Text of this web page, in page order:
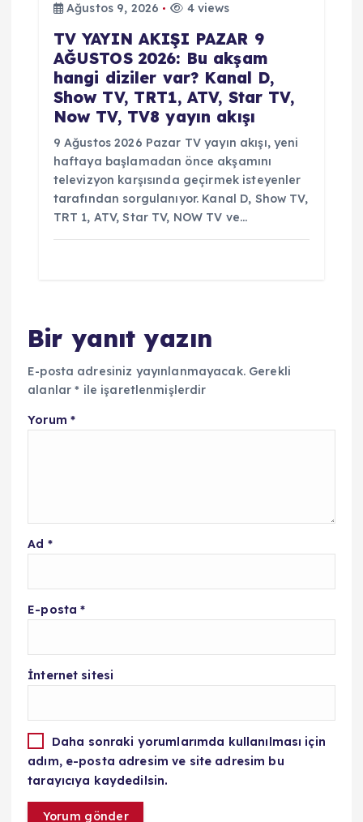
Ağustos 9, 2026
4 views
TV YAYIN AKIŞI PAZAR 9
AĞUSTOS 2026: Bu akşam
hangi diziler var? Kanal D,
Show TV, TRT1, ATV, Star TV,
Now TV, TV8 yayın akışı
9 Ağustos 2026 Pazar TV yayın akışı, yeni
haftaya başlamadan önce akşamını
televizyon karşısında geçirmek isteyenler
tarafından sorgulanıyor. Kanal D, Show TV,
TRT 1, ATV, Star TV, NOW TV ve…
Bir yanıt yazın
E-posta adresiniz yayınlanmayacak. Gerekli
alanlar* ile işaretlenmişlerdir
Yorum *
Ad *
E-posta*
İnternet sitesi
Daha sonraki yorumlarımda kullanılması için
adım, e-posta adresim ve site adresim bu
tarayıcıya kaydedilsin.